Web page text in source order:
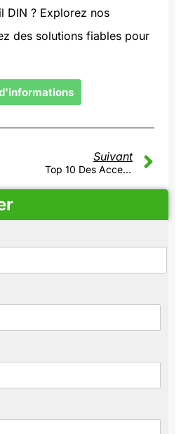
DIN ? Explorez nos
des solutions fiables pour
Suivant
Top 10 Des Accessoires Indispensables Pour Rail DIN